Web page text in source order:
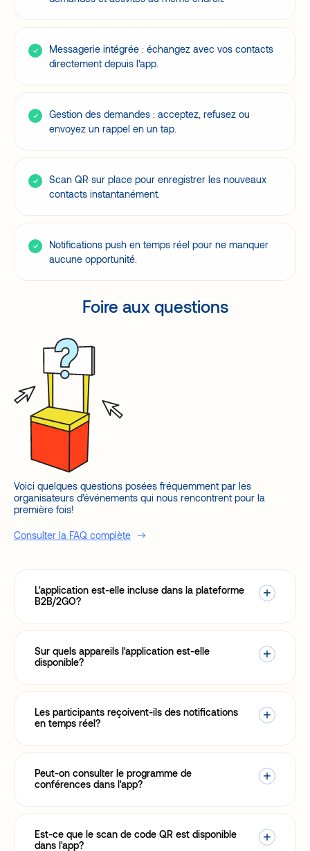
Messagerie intégrée : échangez avec vos contacts
directement depuis l'app.
Gestion des demandes : acceptez, refusez ou
envoyez un rappel en un tap.
Scan QR sur place pour enregistrer les nouveaux
contacts instantanément.
Notifications push en temps réel pour ne manquer
aucune opportunité.
Foire aux questions
Voici quelques questions posées fréquemment par les
organisateurs d’événements qui nous rencontrent pour la
première fois!
Consulter la FAQ complète
L'application est-elle incluse dans la plateforme
B2B/2GO?
Sur quels appareils l'application est-elle
disponible?
Les participants reçoivent-ils des notifications
en temps réel?
Peut-on consulter le programme de
conférences dans l'app?
Est-ce que le scan de code QR est disponible
dans l'app?